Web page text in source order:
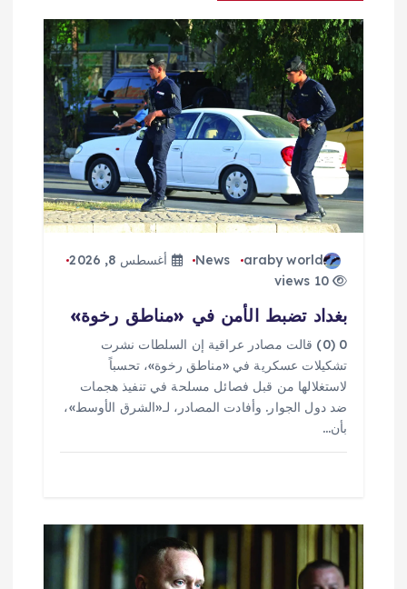
م
ق
ت
araby world
News
أغسطس 8, 2026
10 views
بغداد تضبط الأمن في «مناطق رخوة»
0 (0) قالت مصادر عراقية إن السلطات نشرت
تشكيلات عسكرية في «مناطق رخوة»، تحسباً
لاستغلالها من قبل فصائل مسلحة في تنفيذ هجمات
ضد دول الجوار. وأفادت المصادر، لـ«الشرق الأوسط»،
بأن…